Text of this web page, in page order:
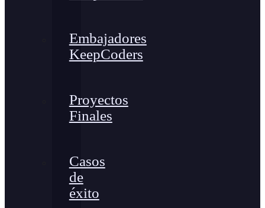
Embajadores
KeepCoders
Proyectos
Finales
Casos
de
éxito